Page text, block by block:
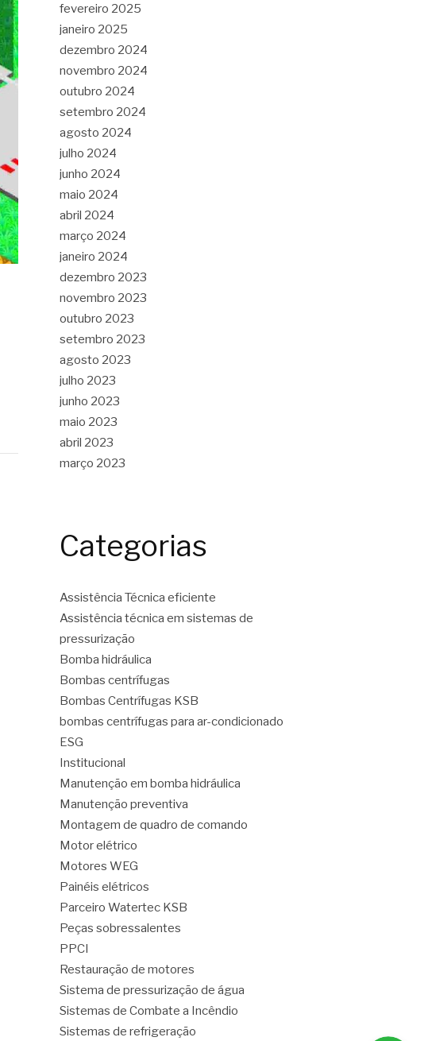
fevereiro 2025
janeiro 2025
dezembro 2024
novembro 2024
outubro 2024
setembro 2024
agosto 2024
julho 2024
junho 2024
maio 2024
abril 2024
março 2024
janeiro 2024
dezembro 2023
novembro 2023
outubro 2023
setembro 2023
agosto 2023
julho 2023
junho 2023
maio 2023
abril 2023
março 2023
Categorias
Assistência Técnica eficiente
Assistência técnica em sistemas de
pressurização
Bomba hidráulica
Bombas centrífugas
Bombas Centrífugas KSB
bombas centrífugas para ar-condicionado
ESG
Institucional
Manutenção em bomba hidráulica
Manutenção preventiva
Montagem de quadro de comando
Motor elétrico
Motores WEG
Painéis elétricos
Parceiro Watertec KSB
Peças sobressalentes
PPCI
Restauração de motores
Sistema de pressurização de água
Sistemas de Combate a Incêndio
Sistemas de refrigeração